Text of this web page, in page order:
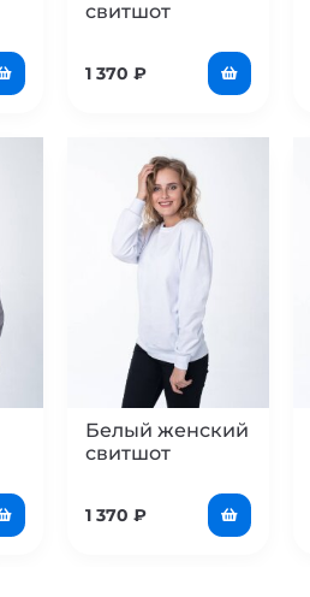
свитшот
1 370 ₽
Белый женский
свитшот
1 370 ₽